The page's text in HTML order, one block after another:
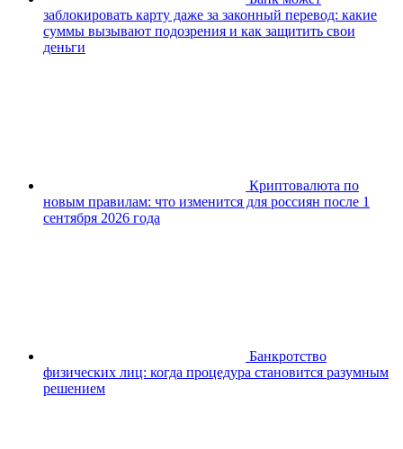
заблокировать карту даже за законный перевод: какие
суммы вызывают подозрения и как защитить свои
деньги
Криптовалюта по
новым правилам: что изменится для россиян после 1
сентября 2026 года
Банкротство
физических лиц: когда процедура становится разумным
решением